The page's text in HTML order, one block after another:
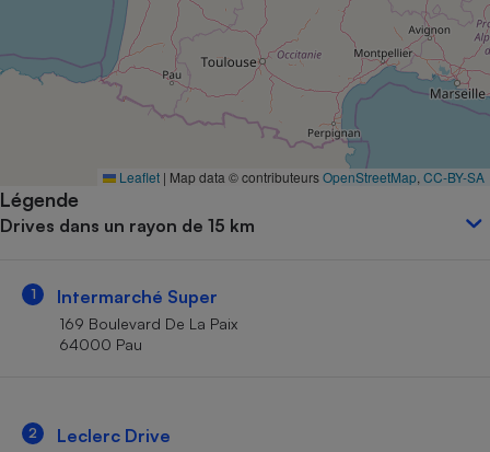
Leaflet | Map data © contributeursOpenStreetMap CC-BY-SA
Légende
Drives dans un rayon de 15 km
1 Intermarché Super
169 Boulevard De La Paix
64000 Pau
2 Leclerc Drive
Complément
alimentaire
Assurance emprunteur
Petit électroménager -
Mutuelle